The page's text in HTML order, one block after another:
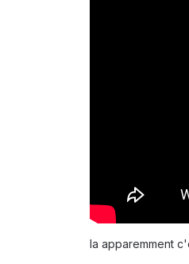
la apparemment